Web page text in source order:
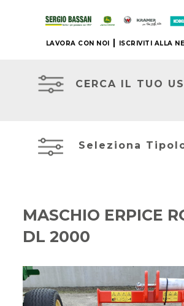
LAVORA CON NOI ISCRIVITI ALLA
NUOVO
NOSTRO
CERCA IL TUO
Seleziona
MASCHIO ERPICE
DL 2000
TELESCOPICI